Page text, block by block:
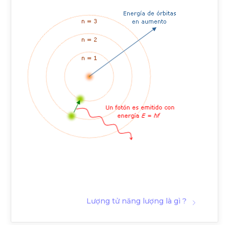
Lượng tử năng lượng là gì ?